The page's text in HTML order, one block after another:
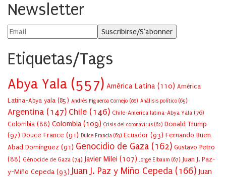
Newsletter
Etiquetas/Tags
Abya Yala (557) América Latina (110) América
Latina-Abya yala (85) Andrés Figueroa Cornejo (68) Análisis político (65)
Argentina (147) Chile (146) Chile-America latina-Abya Yala (76)
Colombia (88) Colombia(109) Crisis del coronavirus (62) Donald Trump
(97) Douce France (91) Dulce Francia (63) Ecuador (93) Fernando Buen
Abad Domínguez (91) Genocidio de Gaza (162) Gustavo Petro
(88) Génocide de Gaza (74) Javier Milei (107) Jorge Elbaum (67) Juan J. Paz-
y-Miño Cepeda (93) Juan J. Paz y Miño Cepeda (166) Juan